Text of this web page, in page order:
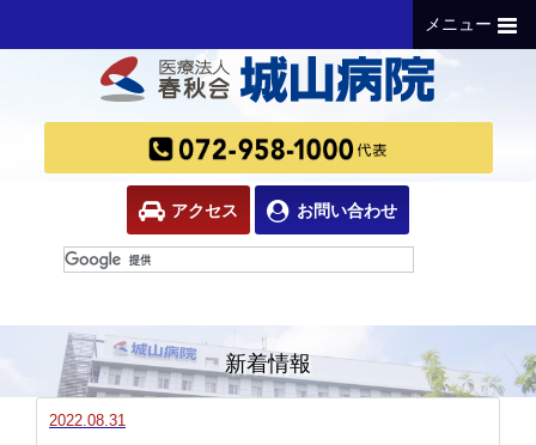
アクセス お問い合わせ
メニュー
新着情報
2022.08.31